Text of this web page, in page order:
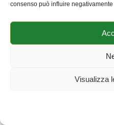
consenso può influire
Visualizza
ho